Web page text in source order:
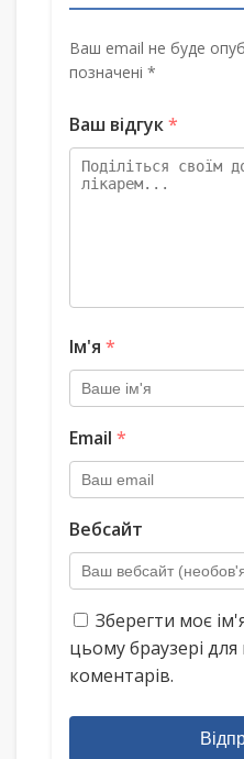
Ваш email не буде
позначені *
Ваш відгук*
Ім'я *
Email *
Вебсайт
Зберегти моє
цьому браузері
коментарів.